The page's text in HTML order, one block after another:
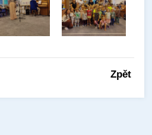
Zpět